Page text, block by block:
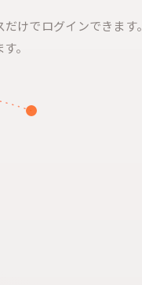
けでログインできます。
。